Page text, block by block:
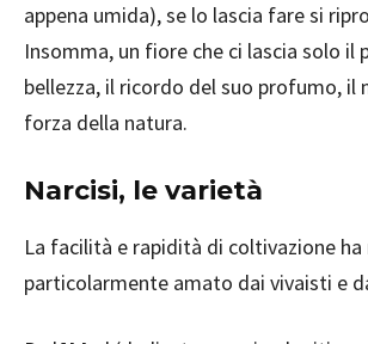
appena umida), se lo lascia fare si
Insomma, un fiore che ci lascia solo il
bellezza, il ricordo del suo profumo, il
forza della natura.
Narcisi, le varietà
La facilità e rapidità di coltivazione ha
particolarmente amato dai vivaisti e